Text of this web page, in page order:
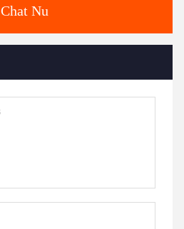
Chat Nu